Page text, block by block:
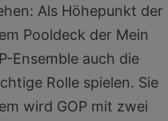
Als Höhepunkt der
Pooldeck der Mein
Ensemble auch die
Rolle spielen. Sie
wird GOP mit zwei